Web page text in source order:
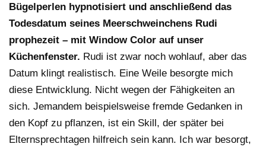
Bügelperlen hypnotisiert und anschließend das
Todesdatum seines Meerschweinchens Rudi
prophezeit – mit Window Color auf unser
Küchenfenster. Rudi ist zwar noch wohlauf, aber das
Datum klingt realistisch. Eine Weile besorgte mich
diese Entwicklung. Nicht wegen der Fähigkeiten an
sich. Jemandem beispielsweise fremde Gedanken in
den Kopf zu pflanzen, ist ein Skill, der später bei
Elternsprechtagen hilfreich sein kann. Ich war besorgt,